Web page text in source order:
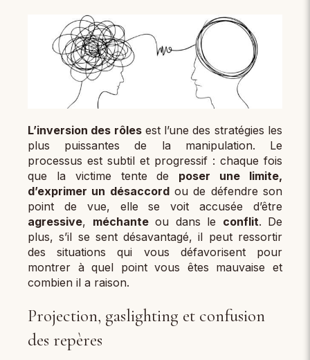
L’inversion des rôlesest l’une des stratégies les
plus puissantes de la manipulation. Le
processus est subtil et progressif : chaque fois
que la victime tente de poser une limite,
d’exprimer un désaccordou de défendre son
point de vue, elle se voit accusée d’être
agressive, méchanteou dans le conflit. De
plus, s’il se sent désavantagé, il peut ressortir
des situations qui vous défavorisent pour
montrer à quel point vous êtes mauvaise et
combien il a raison.
Projection, gaslighting et confusion
des repères